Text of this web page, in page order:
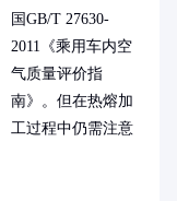
国GB/T 27630-
2011《乘用车内空
气质量评价指
南》。但在热熔加
工过程中仍需注意